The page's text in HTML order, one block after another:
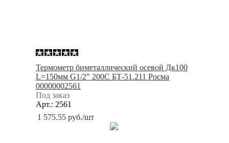
Термометр биметаллический осевой Дк100
L=150мм G1/2" 200С БТ-51.211 Росма
00000002561
Под заказ
Арт.: 2561
1 575.55 руб./шт